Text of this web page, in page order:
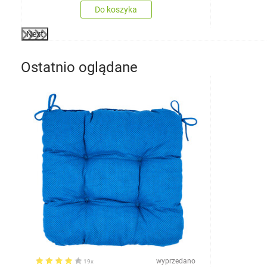
Do koszyka
Next
Ostatnio oglądane
19x wyprzedano